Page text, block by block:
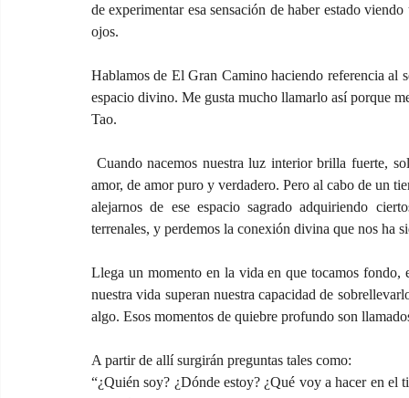
de experimentar esa sensación de haber estado
ojos.
Hablamos de El Gran Camino haciendo referencia al
espacio divino. Me gusta mucho llamarlo así porque
Tao.
amor, de amor puro y verdadero. Pero al cabo de un
alejarnos de ese espacio sagrado adquiriendo
terrenales, y perdemos la conexión divina que nos ha
Llega un momento en la vida en que tocamos fondo,
nuestra vida superan nuestra capacidad de
algo. Esos momentos de quiebre profundo son
A partir de allí surgirán preguntas tales como:
“¿Quién soy? ¿Dónde estoy? ¿Qué voy a hacer en el